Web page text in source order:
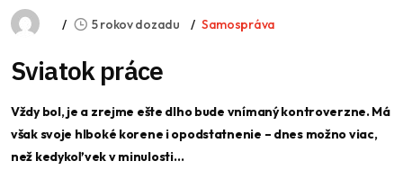
5 rokov dozadu Samospráva
Sviatok práce
Vždy bol, je a zrejme ešte dlho bude vnímaný kontroverzne. Má
však svoje hlboké korene i opodstatnenie – dnes možno viac,
než kedykoľvek v minulosti…